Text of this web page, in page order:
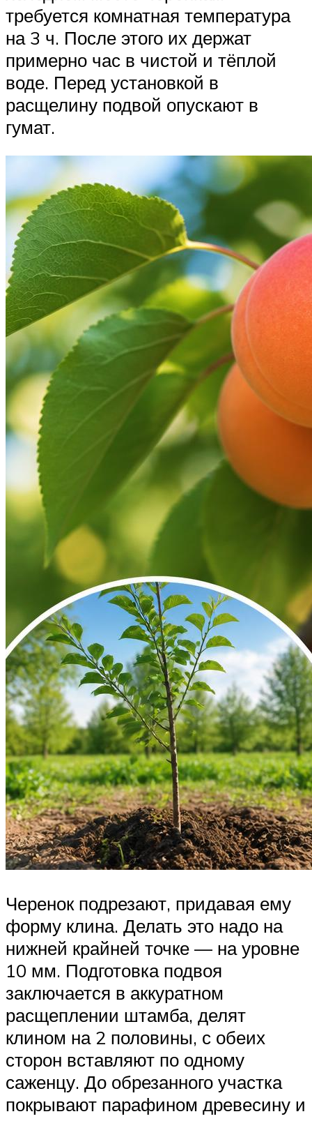
требуется комнатная температура
на 3 ч. После этого их держат
примерно час в чистой и тёплой
воде. Перед установкой в
расщелину подвой опускают в
гумат.
Черенок подрезают, придавая ему
форму клина. Делать это надо на
нижней крайней точке — на уровне
10 мм. Подготовка подвоя
заключается в аккуратном
расщеплении штамба, делят
клином на 2 половины, с обеих
сторон вставляют по одному
саженцу. До обрезанного участка
покрывают парафином древесину и